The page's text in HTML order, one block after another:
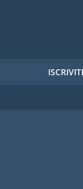
ISCRIVITI